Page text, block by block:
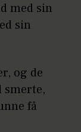
med sin
sin
og de
smerte,
få